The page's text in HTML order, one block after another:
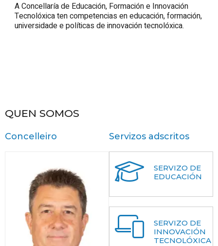
A Concellaría de Educación, Formación e Innovación
Tecnolóxica ten competencias en educación, formación,
universidade e políticas de innovación tecnolóxica.
QUEN SOMOS
Concelleiro Servizos adscritos
SERVIZO DE
EDUCACIÓN
SERVIZO DE
INNOVACIÓN
TECNOLÓXICA